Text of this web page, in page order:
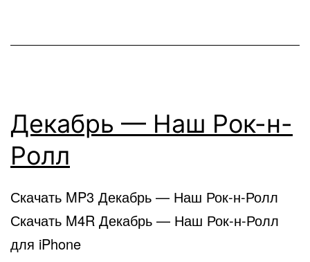
Декабрь — Наш Рок-н-
Ролл
Скачать MP3 Декабрь — Наш Рок-н-Ролл
Скачать M4R Декабрь — Наш Рок-н-Ролл
для iPhone